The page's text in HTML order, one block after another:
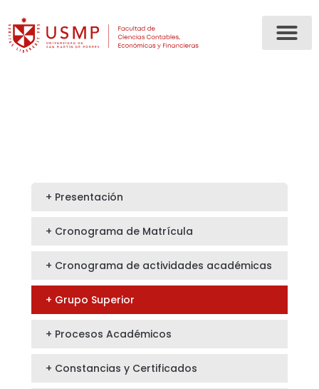
+ Presentación
+ Cronograma de Matrícula
+ Cronograma de actividades académicas
+ Grupo Superior
+ Procesos Académicos
+ Constancias y Certificados